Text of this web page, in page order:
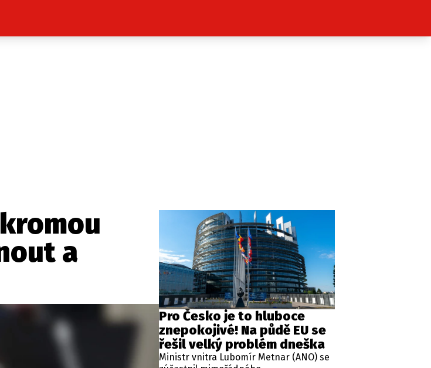
z vás odměníme
a
Pro Česko je to hluboce
znepokojivé! Na půdě EU se
řešil velký problém dneška
Ministr vnitra Lubomír Metnar (ANO) se